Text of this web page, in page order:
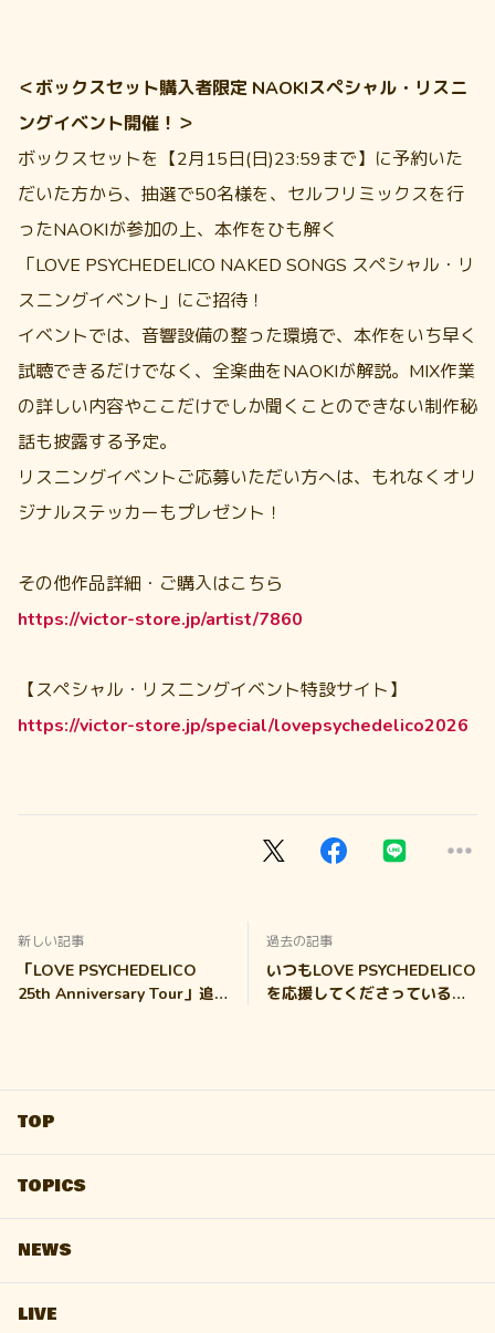
＜ボックスセット購入者限定 NAOKIスペシャル・リスニ
ングイベント開催！＞
ボックスセットを【2月15日(日)23:59まで】に予約いた
だいた方から、抽選で50名様を、セルフリミックスを行
ったNAOKIが参加の上、本作をひも解く
「LOVE PSYCHEDELICO NAKED SONGS スペシャル・リ
スニングイベント」にご招待！
イベントでは、音響設備の整った環境で、本作をいち早く
試聴できるだけでなく、全楽曲をNAOKIが解説。MIX作業
の詳しい内容やここだけでしか聞くことのできない制作秘
話も披露する予定。
リスニングイベントご応募いただい方へは、もれなくオリ
ジナルステッカーもプレゼント！
その他作品詳細・ご購入はこちら
https://victor-store.jp/artist/7860
【スペシャル・リスニングイベント特設サイト】
https://victor-store.jp/special/lovepsychedelico2026
新しい記事
「LOVE PSYCHEDELICO
25th Anniversary Tour」追
過去の記事
いつもLOVE PSYCHEDELICO
を応援してくださっている皆
TOP
TOPICS
NEWS
LIVE